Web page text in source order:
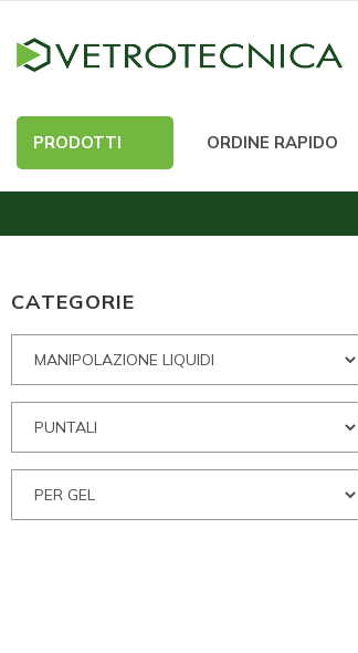
PRODOTTI ORDINE RAPIDO
CATEGORIE